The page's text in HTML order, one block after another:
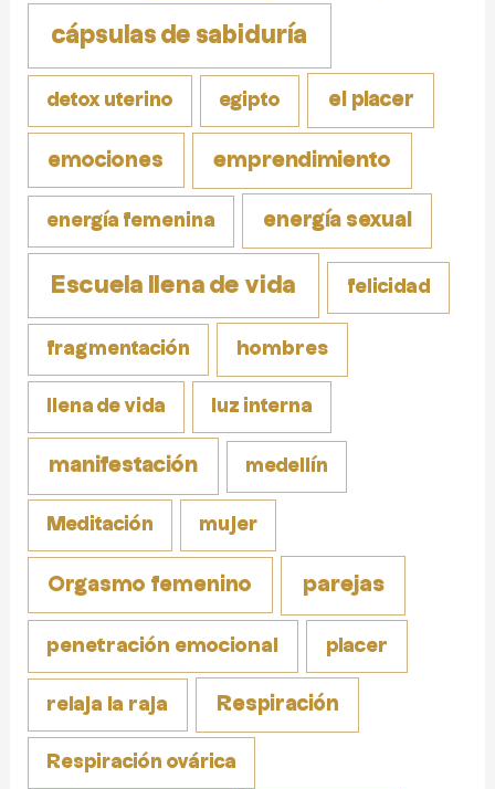
cápsulas de sabiduría
detox uterino egipto el placer
emociones emprendimiento
energía femenina energía sexual
Escuela llena de vida felicidad
fragmentación hombres
llena de vida luz interna
manifestación medellín
Meditación mujer
Orgasmo femenino parejas
penetración emocional placer
relaja la raja Respiración
Respiración ovárica